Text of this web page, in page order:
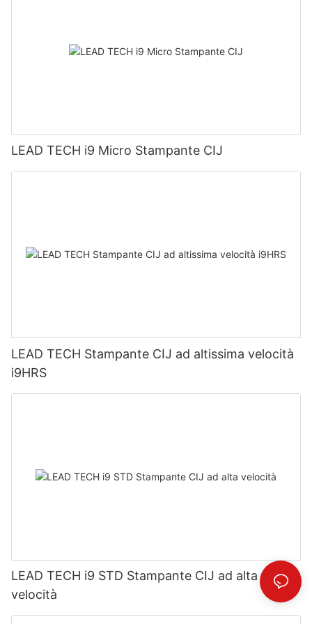
LEAD TECH i9 Micro Stampante CIJ
LEAD TECH Stampante CIJ ad altissima velocità
i9HRS
LEAD TECH i9 STD Stampante CIJ ad alta
velocità